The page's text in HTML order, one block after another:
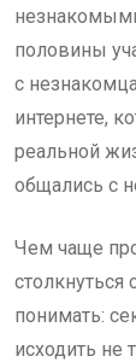
половины
с
интернете,
реальной
общались с
Чем чаще
понимать:
исходить не